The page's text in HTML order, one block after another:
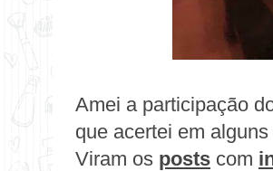
Amei a participação
que acertei em
Viram os posts com